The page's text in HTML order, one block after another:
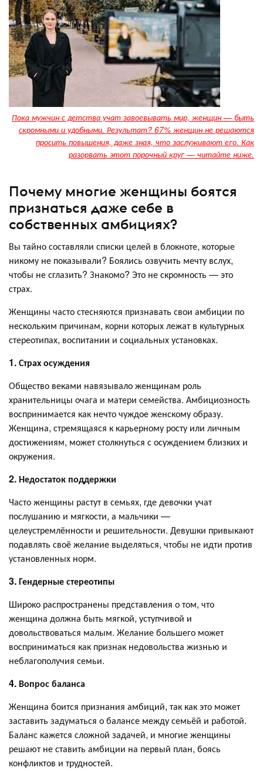
Пока мужчин с детства учат завоевывать мир, женщин — быть
скромными и удобными. Результат? 67% женщин не решаются
просить повышения, даже зная, что заслуживают его. Как
разорвать этот порочный круг — читайте ниже.
Почему многие женщины боятся
признаться даже себе в
собственных амбициях?
Вы тайно составляли списки целей в блокноте, которые
никому не показывали? Боялись озвучить мечту вслух,
чтобы не сглазить? Знакомо? Это не скромность — это
страх.
Женщины часто стесняются признавать свои амбиции по
нескольким причинам, корни которых лежат в культурных
стереотипах, воспитании и социальных установках.
1. Страх осуждения
Общество веками навязывало женщинам роль
хранительницы очага и матери семейства. Амбициозность
воспринимается как нечто чуждое женскому образу.
Женщина, стремящаяся к карьерному росту или личным
достижениям, может столкнуться с осуждением близких и
окружения.
2. Недостаток поддержки
Часто женщины растут в семьях, где девочки учат
послушанию и мягкости, а мальчики —
целеустремлённости и решительности. Девушки привыкают
подавлять своё желание выделяться, чтобы не идти против
установленных норм.
3. Гендерные стереотипы
Широко распространены представления о том, что
женщина должна быть мягкой, уступчивой и
довольствоваться малым. Желание большего может
восприниматься как признак недовольства жизнью и
неблагополучия семьи.
4. Вопрос баланса
Женщина боится признания амбиций, так как это может
заставить задуматься о балансе между семьёй и работой.
Баланс кажется сложной задачей, и многие женщины
решают не ставить амбиции на первый план, боясь
конфликтов и трудностей.